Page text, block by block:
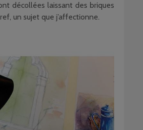
décollées laissant des briques
un sujet que j’affectionne.